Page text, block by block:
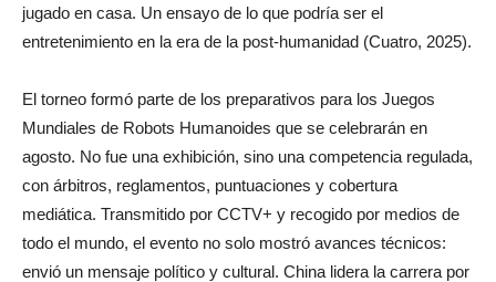
jugado en casa. Un ensayo de lo que podría ser el
entretenimiento en la era de la post-humanidad (Cuatro, 2025).
El torneo formó parte de los preparativos para los Juegos
Mundiales de Robots Humanoides que se celebrarán en
agosto. No fue una exhibición, sino una competencia regulada,
con árbitros, reglamentos, puntuaciones y cobertura
mediática. Transmitido por CCTV+ y recogido por medios de
todo el mundo, el evento no solo mostró avances técnicos:
envió un mensaje político y cultural. China lidera la carrera por